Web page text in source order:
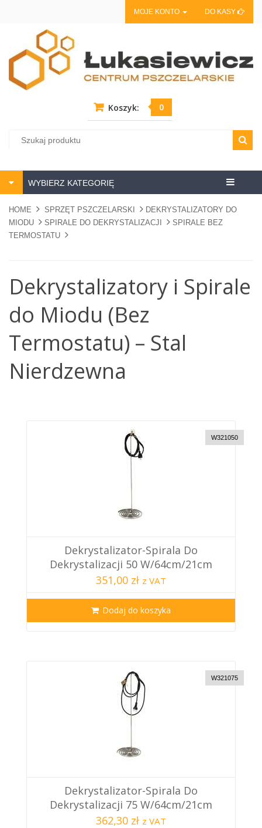
MOJE KONTO DO KASY
Koszyk: 0
Centrum
WYBIERZ KATEGORIĘ
HOME SPRZĘT PSZCZELARSKI
DEKRYSTALIZATORY DO
MIODU
SPIRALE DO DEKRYSTALIZACJI
SPIRALE BEZ
TERMOSTATU
Dekrystalizatory i Spirale
do Miodu (Bez
Termostatu) – Stal
Nierdzewna
W321050
Dekrystalizator-Spirala Do
Dekrystalizacji 50 W/64cm/21cm
351,00 zł z VAT
Dodaj do koszyka
W321075
Dekrystalizator-Spirala Do
Dekrystalizacji 75 W/64cm/21cm
362,30 zł z VAT